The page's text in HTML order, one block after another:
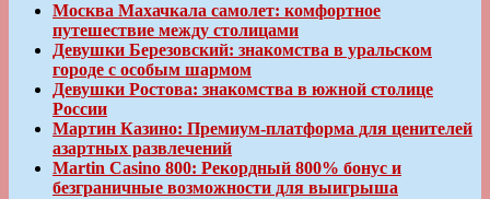
Москва Махачкала самолет: комфортное
путешествие между столицами
Девушки Березовский: знакомства в уральском
городе с особым шармом
Девушки Ростова: знакомства в южной столице
России
Мартин Казино: Премиум-платформа для ценителей
азартных развлечений
Martin Casino 800: Рекордный 800% бонус и
безграничные возможности для выигрыша